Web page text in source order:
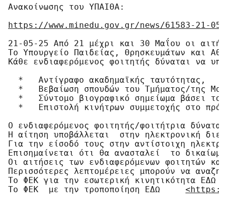
Ανακοίνωσης του ΥΠΑΙΘΑ:
https://www.minedu.gov.gr/news/61583-21-05-
21-05-25 Από 21 μέχρι και 30 Μαΐου οι
Το Υπουργείο Παιδείας, Θρησκευμάτων και
Κάθε ενδιαφερόμενος φοιτητής δύναται να
  *   Αντίγραφο ακαδημαϊκής ταυτότητας,
*   Βεβαίωση σπουδών του Τμήματος/της
*   Σύντομο βιογραφικό σημείωμα βάσει
*   Επιστολή κινήτρων συμμετοχής στο
Ο ενδιαφερόμενος φοιτητής/φοιτήτρια
Η αίτηση υποβάλλεται  στην ηλεκτρονική
Για την είσοδό τους στην αντίστοιχη
Επισημαίνεται ότι θα ανασταλεί  το
Οι αιτήσεις των ενδιαφερόμενων φοιτητών
Περισσότερες λεπτομέρειες μπορούν να
Το ΦΕΚ για την εσωτερική κινητικότητα ΕΔΩ
Το ΦΕΚ  με την τροποποίηση ΕΔΩ <https://